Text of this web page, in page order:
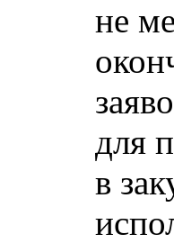
не
для
в